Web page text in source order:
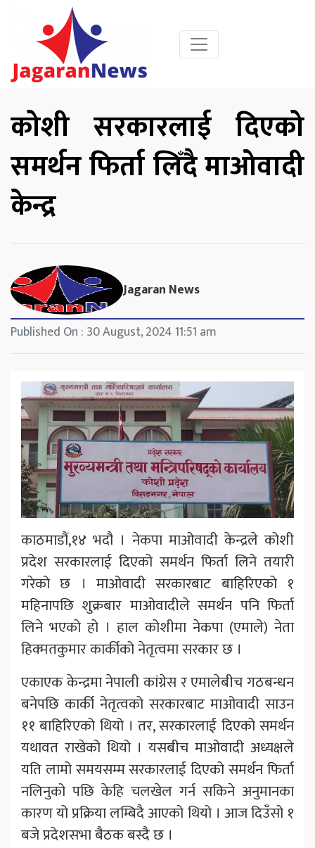
कोशी सरकारलाई दिएको
समर्थन फिर्ता लिँदै माओवादी
केन्द्र
Jagaran News
Published On : 30 August, 2024 11:51 am
काठमाडौं,१४ भदौ । नेकपा माओवादी केन्द्रले कोशी
प्रदेश सरकारलाई दिएको समर्थन फिर्ता लिने तयारी
गरेको छ । माओवादी सरकारबाट बाहिरिएको १
महिनापछि शुक्रबार माओवादीले समर्थन पनि फिर्ता
लिने भएको हो । हाल कोशीमा नेकपा (एमाले) नेता
हिक्मतकुमार कार्कीको नेतृत्वमा सरकार छ ।
एकाएक केन्द्रमा नेपाली कांग्रेस र एमालेबीच गठबन्धन
बनेपछि कार्की नेतृत्वको सरकारबाट माओवादी साउन
११ बाहिरिएको थियो । तर, सरकारलाई दिएको समर्थन
यथावत राखेको थियो । यसबीच माओवादी अध्यक्षले
यति लामो समयसम्म सरकारलाई दिएको समर्थन फिर्ता
नलिनुको पछि केहि चलखेल गर्न सकिने अनुमानका
कारण यो प्रक्रिया लम्बिदै आएको थियो । आज दिउँसो १
बजे प्रदेशसभा बैठक बस्दै छ ।